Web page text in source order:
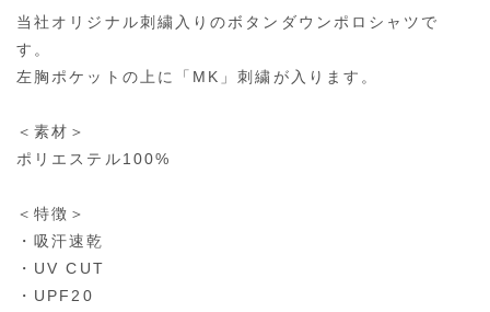
当社オリジナル刺繍入りのボタンダウンポロシャツで
す。
左胸ポケットの上に「MK」刺繍が入ります。
＜素材＞
ポリエステル100%
＜特徴＞
・吸汗速乾
・UV CUT
・UPF20